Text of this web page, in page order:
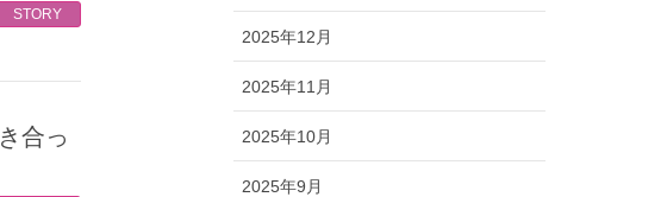
STORY
2025年12月
2025年11月
2025年10月
2025年9月